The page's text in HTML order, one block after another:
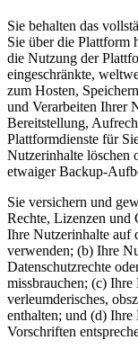
Sie behalten das
Sie über die Plattform
die Nutzung der
eingeschränkte,
zum Hosten,
und Verarbeiten Ihrer
Bereitstellung,
Plattformdienste für
Nutzerinhalte löschen
etwaiger Backup-
Sie versichern und
Rechte, Lizenzen und
Ihre Nutzerinhalte auf
verwenden; (b) Ihre
Datenschutzrechte
missbrauchen; (c)
verleumderisches,
enthalten; und (d) Ihre
Vorschriften